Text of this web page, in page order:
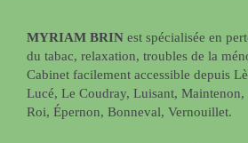
MYRIAM BRIN est spécialisée en
du tabac, relaxation, troubles de la
Cabinet facilement accessible depuis
Lucé, Le Coudray, Luisant,
Roi, Épernon, Bonneval, Vernouillet.